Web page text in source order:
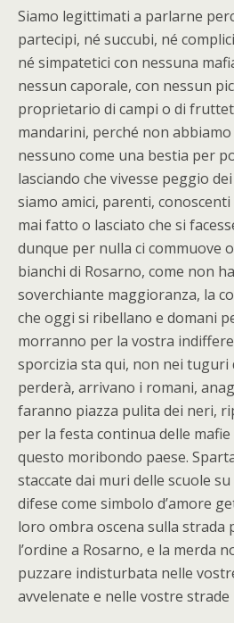
Siamo legittimati a parlarne
partecipi, né succubi, né
né simpatetici con nessuna
nessun caporale, con nessun
proprietario di campi o di
mandarini, perché non
nessuno come una bestia per
lasciando che vivesse peggio
siamo amici, parenti,
mai fatto o lasciato che si
dunque per nulla ci commuove
bianchi di Rosarno, come non
soverchiante maggioranza, la
che oggi si ribellano e domani
morranno per la vostra
sporcizia sta qui, non nei tuguri
perderà, arrivano i romani,
faranno piazza pulita dei neri,
per la festa continua delle
questo moribondo paese.
staccate dai muri delle scuole
difese come simbolo d’amore
loro ombra oscena sulla strada
l’ordine a Rosarno, e la merda
puzzare indisturbata nelle
avvelenate e nelle vostre